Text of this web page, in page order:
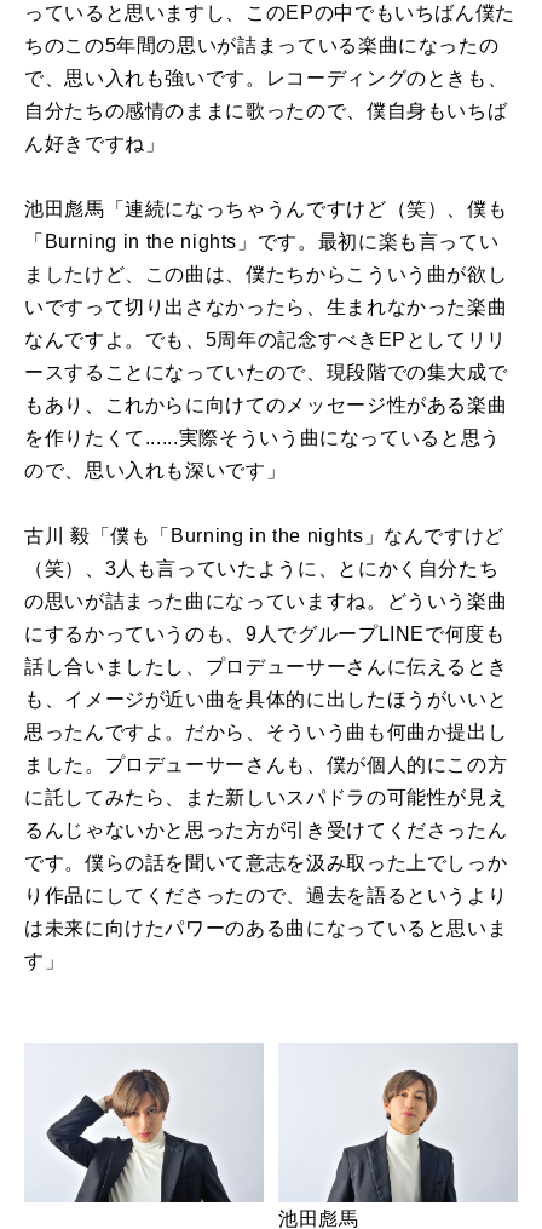
っていると思いますし、このEPの中でもいちばん僕た
ちのこの5年間の思いが詰まっている楽曲になったの
で、思い入れも強いです。レコーディングのときも、
自分たちの感情のままに歌ったので、僕自身もいちば
ん好きですね」
池田彪馬「連続になっちゃうんですけど（笑）、僕も
「Burning in the nights」です。最初に楽も言ってい
ましたけど、この曲は、僕たちからこういう曲が欲し
いですって切り出さなかったら、生まれなかった楽曲
なんですよ。でも、5周年の記念すべきEPとしてリリ
ースすることになっていたので、現段階での集大成で
もあり、これからに向けてのメッセージ性がある楽曲
を作りたくて......実際そういう曲になっていると思う
ので、思い入れも深いです」
古川 毅「僕も「Burning in the nights」なんですけど
（笑）、3人も言っていたように、とにかく自分たち
の思いが詰まった曲になっていますね。どういう楽曲
にするかっていうのも、9人でグループLINEで何度も
話し合いましたし、プロデューサーさんに伝えるとき
も、イメージが近い曲を具体的に出したほうがいいと
思ったんですよ。だから、そういう曲も何曲か提出し
ました。プロデューサーさんも、僕が個人的にこの方
に託してみたら、また新しいスパドラの可能性が見え
るんじゃないかと思った方が引き受けてくださったん
です。僕らの話を聞いて意志を汲み取った上でしっか
り作品にしてくださったので、過去を語るというより
は未来に向けたパワーのある曲になっていると思いま
す」
池田彪馬